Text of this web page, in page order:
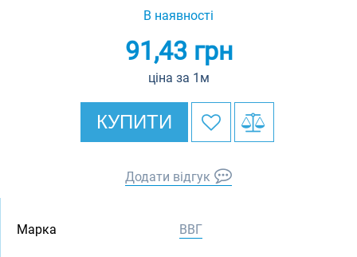
В наявності
91,43грн
ціна за 1м
КУПИТИ
Додати відгук
Марка ВВГ